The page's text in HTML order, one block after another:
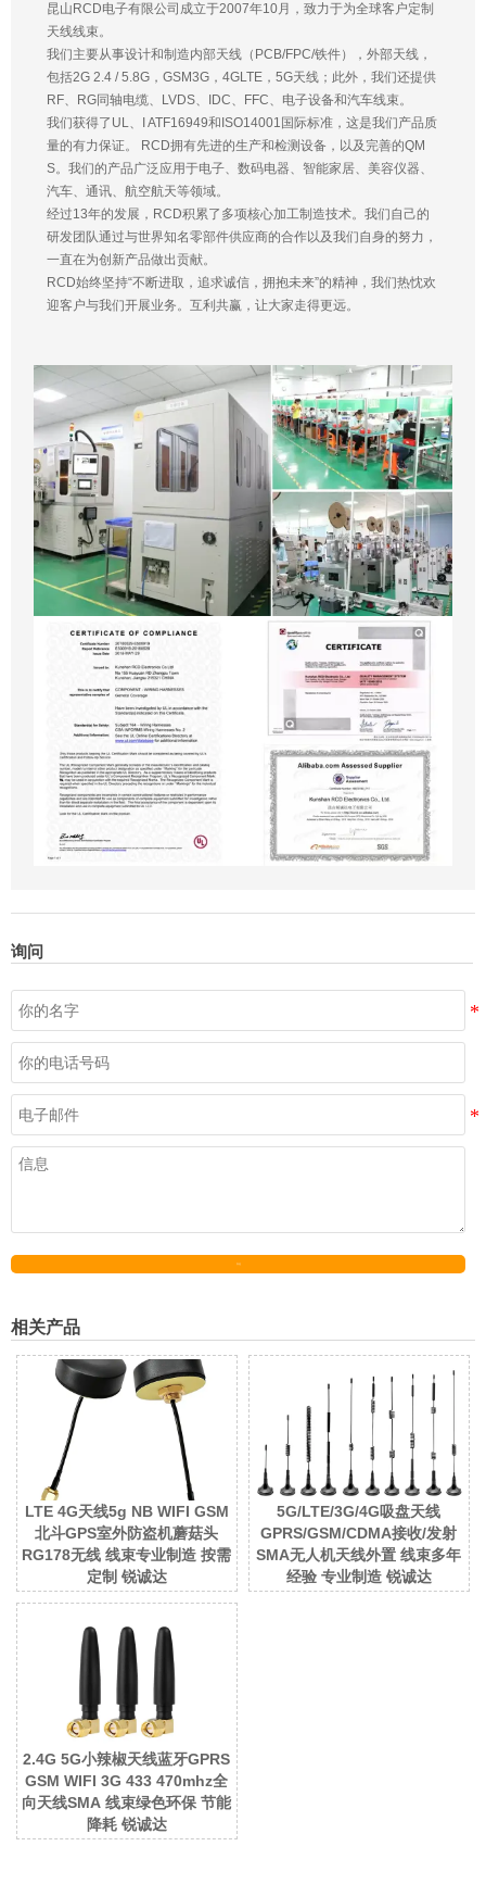
昆山RCD电子有限公司成立于2007年10月，致力于为全球客户定制
天线线束。
我们主要从事设计和制造内部天线（PCB/FPC/铁件），外部天线，
包括2G 2.4 / 5.8G，GSM3G，4GLTE，5G天线；此外，我们还提供
RF、RG同轴电缆、LVDS、IDC、FFC、电子设备和汽车线束。
我们获得了UL、I ATF16949和ISO14001国际标准，这是我们产品质
量的有力保证。 RCD拥有先进的生产和检测设备，以及完善的QM
S。我们的产品广泛应用于电子、数码电器、智能家居、美容仪器、
汽车、通讯、航空航天等领域。
经过13年的发展，RCD积累了多项核心加工制造技术。我们自己的
研发团队通过与世界知名零部件供应商的合作以及我们自身的努力，
一直在为创新产品做出贡献。
RCD始终坚持“不断进取，追求诚信，拥抱未来”的精神，我们热忱欢
迎客户与我们开展业务。互利共赢，让大家走得更远。
询问
相关产品
LTE 4G天线5g NB WIFI GSM
北斗GPS室外防盗机蘑菇头
RG178无线 线束专业制造 按需
定制 锐诚达
5G/LTE/3G/4G吸盘天线
GPRS/GSM/CDMA接收/发射
SMA无人机天线外置 线束多年
经验 专业制造 锐诚达
2.4G 5G小辣椒天线蓝牙GPRS
GSM WIFI 3G 433 470mhz全
向天线SMA 线束绿色环保 节能
降耗 锐诚达